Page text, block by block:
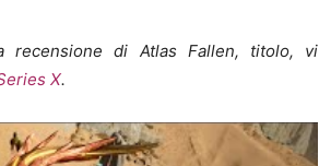
recensione di Atlas Fallen, titolo, vi
X.